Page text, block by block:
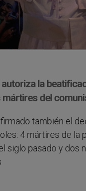
la
mártires del
firmado también el
4 mártires de la
siglo pasado y dos